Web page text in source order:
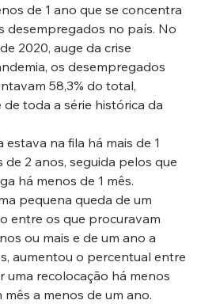
de 1 ano que se concentra
desempregados no país. No
2020, auge da crise
os desempregados
58,3% do total,
toda a série histórica da
na fila há mais de 1
de 2 anos, seguida pelos que
há menos de 1 mês.
pequena queda de um
entre os que procuravam
ou mais e de um ano a
aumentou o percentual entre
uma recolocação há menos
mês a menos de um ano.